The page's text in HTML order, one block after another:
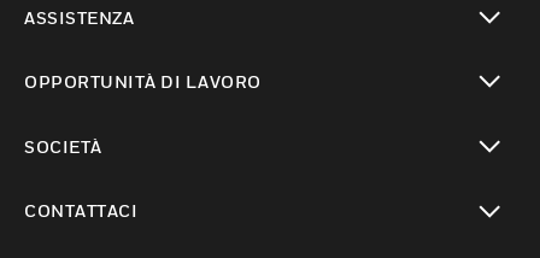
ASSISTENZA
OPPORTUNITÀ DI LAVORO
SOCIETÀ
CONTATTACI